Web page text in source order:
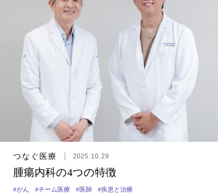
つなぐ医療 2025.10.29
腫瘍内科の4つの特徴
#がん #チーム医療 #医師 #疾患と治療